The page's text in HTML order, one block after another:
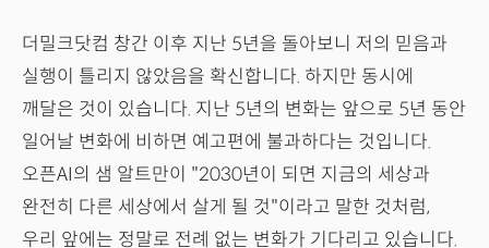
더밀크닷컴 창간 이후 지난 5년을 돌아보니 저의 믿음과
실행이 틀리지 않았음을 확신합니다. 하지만 동시에
깨달은 것이 있습니다. 지난 5년의 변화는 앞으로 5년 동안
일어날 변화에 비하면 예고편에 불과하다는 것입니다.
오픈AI의 샘 알트만이 "2030년이 되면 지금의 세상과
완전히 다른 세상에서 살게 될 것"이라고 말한 것처럼,
우리 앞에는 정말로 전례 없는 변화가 기다리고 있습니다.